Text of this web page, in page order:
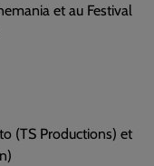
et au Festival
(TS Productions) et